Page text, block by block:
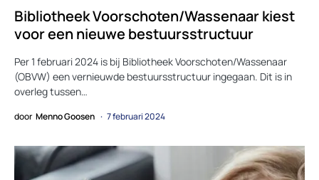
Bibliotheek Voorschoten/Wassenaar kiest
voor een nieuwe bestuursstructuur
Per 1 februari 2024 is bij Bibliotheek Voorschoten/Wassenaar
(OBVW) een vernieuwde bestuursstructuur ingegaan. Dit is in
overleg tussen…
door Menno Goosen 7 februari 2024